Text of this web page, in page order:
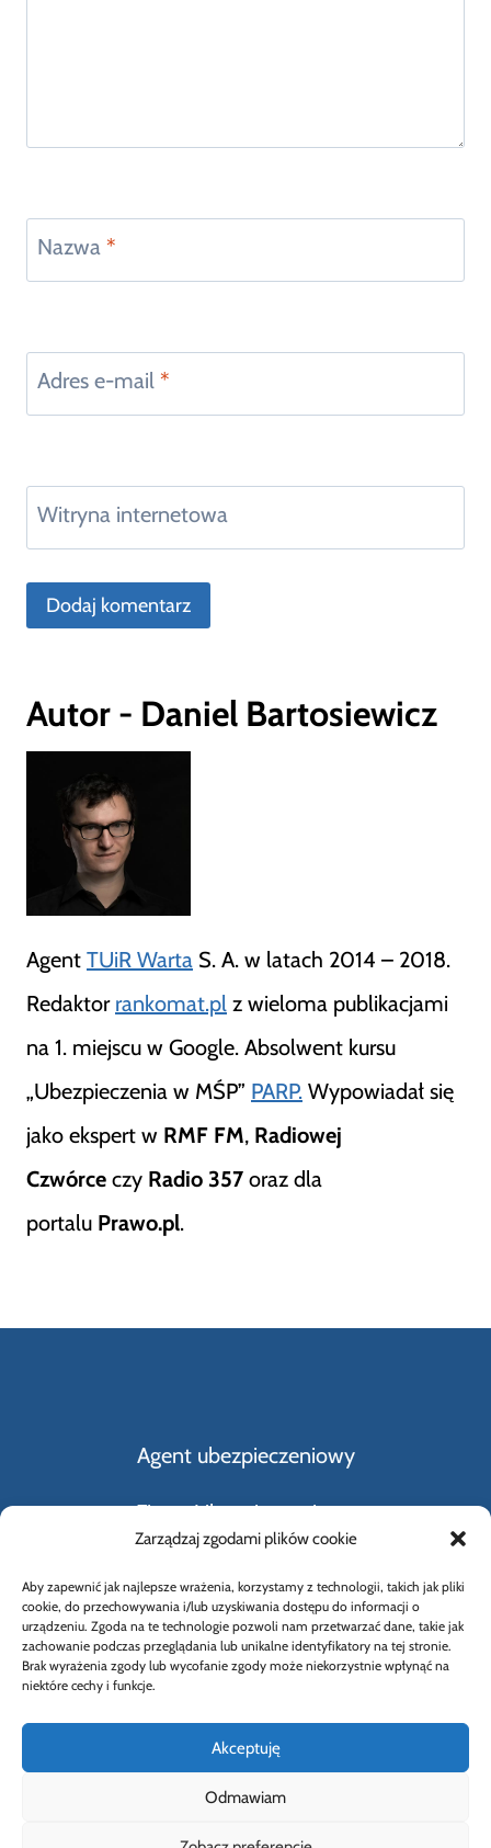
Zarządzaj zgodami plików cookie
Aby zapewnić jak najlepsze wrażenia, korzystamy z technologii, takich jak pliki
cookie, do przechowywania i/lub uzyskiwania dostępu do informacji o
urządzeniu. Zgoda na te technologie pozwoli nam przetwarzać dane, takie jak
zachowanie podczas przeglądania lub unikalne identyfikatory na tej stronie.
Brak wyrażenia zgody lub wycofanie zgody może niekorzystnie wpłynąć na
niektóre cechy i funkcje.
Akceptuję
Odmawiam
Nazwa *
Adres e-mail *
Witryna internetowa
Autor - Daniel Bartosiewicz
Agent TUiR Warta S. A. w latach 2014 – 2018.
Redaktor rankomat.pl z wieloma publikacjami
na 1. miejscu w Google. Absolwent kursu
„Ubezpieczenia w MŚP” PARP. Wypowiadał się
jako ekspert w RMF FM, Radiowej
Czwórce czy Radio 357 oraz dla
portalu Prawo.pl.
Agent ubezpieczeniowy
Firmy Ubezpieczeniowe
Rodzaje ubezpieczeń
Słownik Pojęć Ubezpieczeniowych